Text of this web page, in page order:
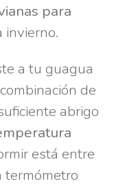
para
invierno.
a tu guagua
de
abrigo
está entre
termómetro